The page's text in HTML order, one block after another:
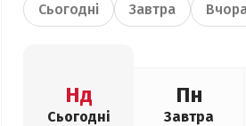
Сьогодні Завтра
Нд
Сьогодні
Пн
Завтра